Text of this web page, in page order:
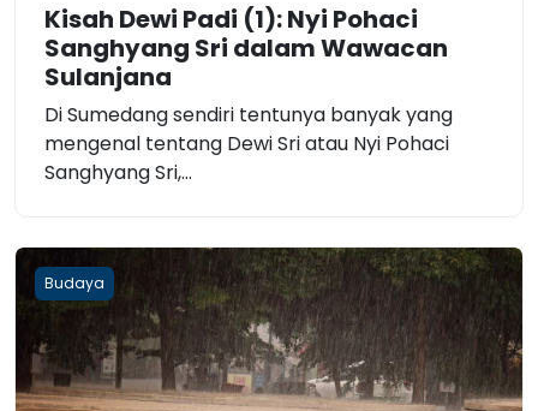
Kisah Dewi Padi (1): Nyi Pohaci
Sanghyang Sri dalam Wawacan
Sulanjana
Di Sumedang sendiri tentunya banyak yang
mengenal tentang Dewi Sri atau Nyi Pohaci
Sanghyang Sri,...
Budaya